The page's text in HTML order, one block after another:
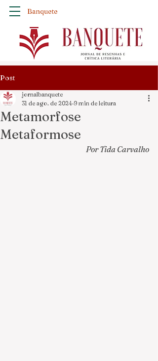
Banquete
Post
Metamorfose
Metaformose
jornalbanquete
31 de ago. de 2024 9 min de leitura
Por Tida Carvalho